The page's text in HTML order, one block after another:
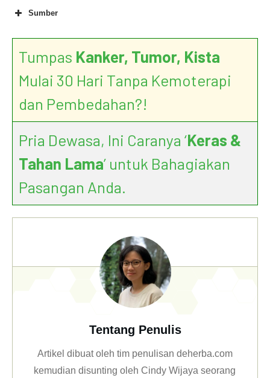
Sumber
Tumpas Kanker, Tumor, Kista
Mulai 30 Hari Tanpa Kemoterapi
dan Pembedahan?!
Pria Dewasa, Ini Caranya ‘Keras &
Tahan Lama’ untuk Bahagiakan
Pasangan Anda.
Tentang Penulis
Artikel dibuat oleh tim penulisan deherba.com
kemudian disunting oleh Cindy Wijaya seorang